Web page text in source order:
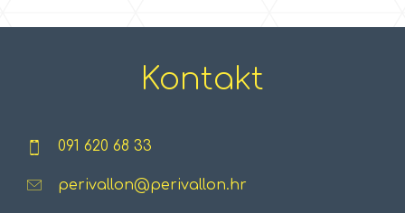
Kontakt
091 620 68 33
perivallon@perivallon.hr